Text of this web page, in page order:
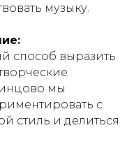
музыку.
способ выразить
мы
с
стиль и делиться